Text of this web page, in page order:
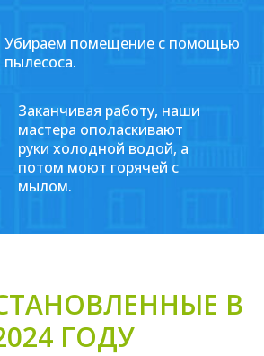
Убираем помещение с помощью
пылесоса.
Заканчивая работу, наши
мастера ополаскивают
руки холодной водой, а
потом моют горячей с
мылом.
В
ГОДУ